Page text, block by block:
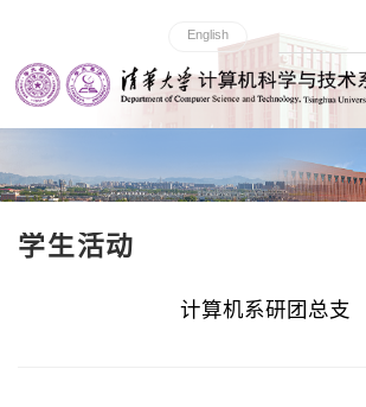
English
计算机系研团总支
学生活动